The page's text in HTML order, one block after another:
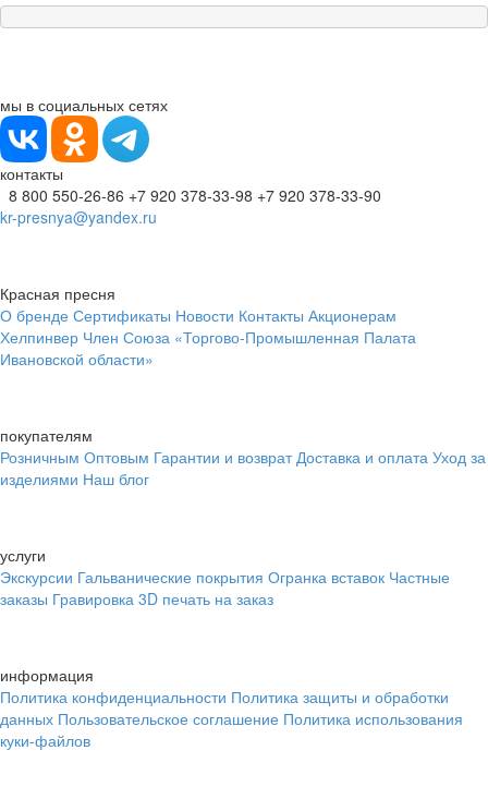
мы в социальных сетях
контакты
8 800 550-26-86 +7 920 378-33-98 +7 920 378-33-90
kr-presnya@yandex.ru
Красная пресня
О бренде Сертификаты Новости Контакты Акционерам
Хелпинвер Член Союза «Торгово-Промышленная Палата
Ивановской области»
покупателям
Розничным Оптовым Гарантии и возврат Доставка и оплата Уход за
изделиями Наш блог
услуги
Экскурсии Гальванические покрытия Огранка вставок Частные
заказы Гравировка 3D печать на заказ
информация
Политика конфиденциальности Политика защиты и обработки
данных Пользовательское соглашение Политика использования
куки-файлов